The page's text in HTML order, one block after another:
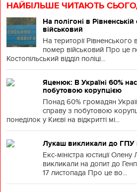
НАЙБІЛЬШЕ ЧИТАЮТЬ
На полігоні в
військовий
На території Рівненського
помер військовий Про це
Костопільський відділ поліці...
Яценюк: В Україні 60%
побутовою корупцією
Понад 60% громадян
справу з побутовою
понеділок у Києві на відкритті мі...
Лукаш викликали до ГПУ
Екс-міністра юстиції
викликали на допит до
17 листопада Про це во...